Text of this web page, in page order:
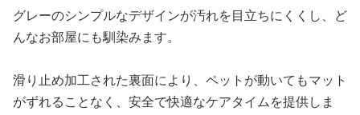
グレーのシンプルなデザインが汚れを目立ちにくくし、ど
んなお部屋にも馴染みます。
滑り止め加工された裏面により、ペットが動いてもマット
がずれることなく、安全で快適なケアタイムを提供しま